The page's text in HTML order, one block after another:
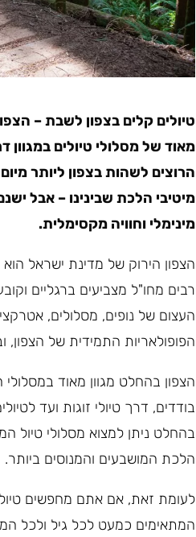
טיולים קלים בצפון לשבת –
מאוד של מסלולי טיולים במגוון
הרוצים לשהות בצפון ליותר
מיטיבי הלכת שבינינו – אבל
מינימלי וחוויה מקסימלית.
הצפון הירוק של מדינת ישראל הוא
רבים מחו"ל מצביעים ברגליים
העצום של נופים, מסלולים,
הפופולאריות התמידית של הצפון,
הצפון בהחלט מגוון מאוד
בודדים, דרך טיולי זוגות ועד
בהחלט ניתן למצוא מסלולי טיול
הלכת המושבעים והמנוסים ביותר.
לעומת זאת, אם אתם מחפשים טיול
המתאימים כמעט לכל גיל ולכל